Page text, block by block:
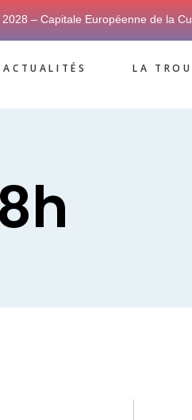
– Capitale Européenne de la
ACTUALITÉS LA